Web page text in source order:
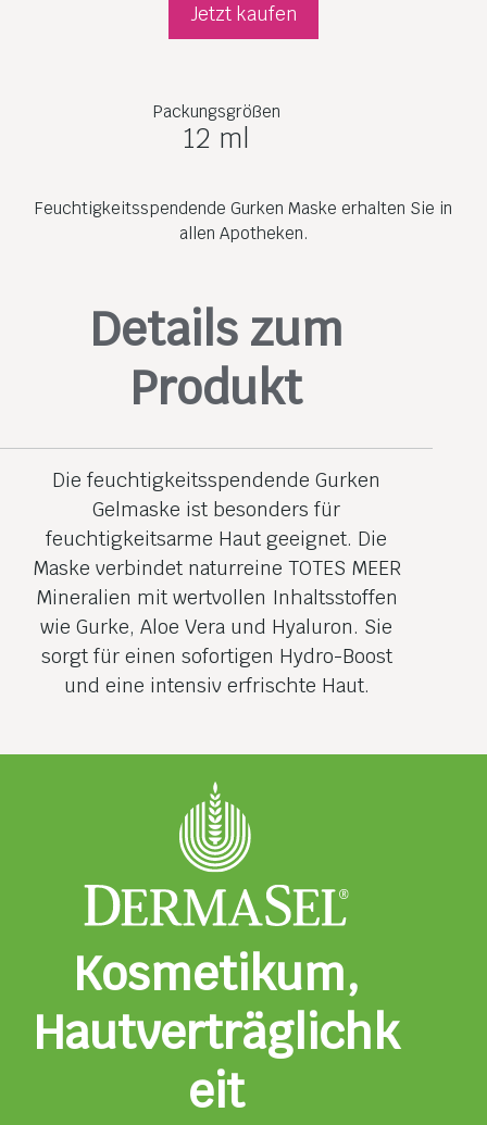
Jetzt kaufen
Packungsgrößen
12 ml
Feuchtigkeitsspendende Gurken Maske erhalten Sie in
allen Apotheken.
Details zum
Produkt
Die feuchtigkeits­spendende Gurken
Gelmaske ist besonders für
feuchtigkeitsarme Haut geeignet. Die
Maske verbindet naturreine TOTES MEER
Mineralien mit wertvollen Inhaltsstoffen
wie Gurke, Aloe Vera und Hyaluron. Sie
sorgt für einen sofortigen Hydro-Boost
und eine intensiv erfrischte Haut.
Kosmetikum,
Hautverträglichk
eit